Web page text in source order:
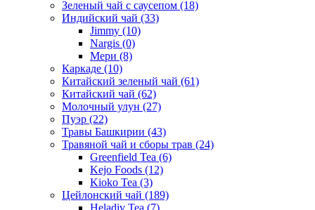
Зеленый чай с саусепом (18)
Индийский чай (33)
Jimmy (10)
Nargis (0)
Мери (8)
Каркаде (10)
Китайский зеленый чай (61)
Китайский чай (62)
Молочный улун (27)
Пуэр (22)
Травы Башкирии (43)
Травяной чай и сборы трав (24)
Greenfield Tea (6)
Kejo Foods (12)
Kioko Tea (3)
Цейлонский чай (189)
Heladiv Tea (7)